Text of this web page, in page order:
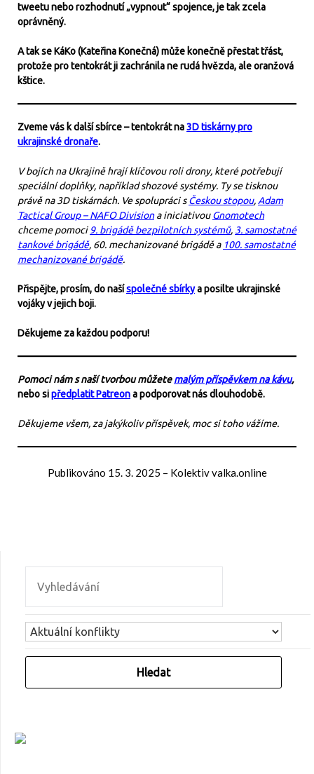
tweetu nebo rozhodnutí „vypnout“ spojence, je tak zcela
oprávněný.
A tak se KáKo (Kateřina Konečná) může konečně přestat třást,
protože pro tentokrát ji zachránila ne rudá hvězda, ale oranžová
kštice.
Zveme vás k další sbírce – tentokrát na3D tiskárny pro
ukrajinské dronaře.
V bojích na Ukrajině hrají klíčovou roli drony, které potřebují
speciální doplňky, například shozové systémy. Ty se tisknou
právě na 3D tiskárnách. Ve spolupráci sČeskou stopou, Adam
Tactical Group – NAFO Divisiona iniciativouGnomotech
chceme pomoci 9. brigádě bezpilotních systémů, 3. samostatné
tankové brigádě, 60. mechanizované brigádě a 100. samostatné
mechanizované brigádě.
Přispějte, prosím, do našíspolečné sbírkya posilte ukrajinské
vojáky v jejich boji.
Děkujeme za každou podporu!
Pomoci nám s naší tvorbou můžetemalým příspěvkem na kávu,
nebo sipředplatit Patreona podporovat nás dlouhodobě.
Děkujeme všem, za jakýkoliv příspěvek, moc si toho vážíme.
Publikováno 15. 3. 2025 – Kolektiv valka.online